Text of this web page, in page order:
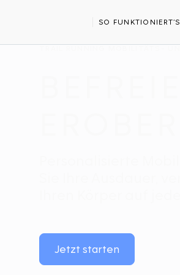
SO FUNKTIONIERT’S
Jetzt starten